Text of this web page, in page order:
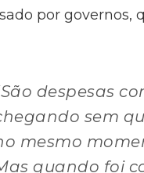
por governos,
despesas
sem
mesmo
quando foi